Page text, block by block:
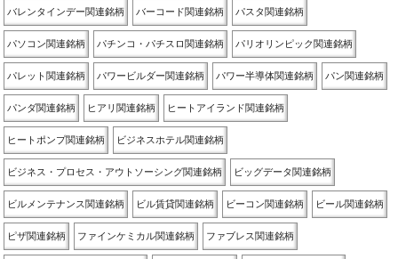
バレンタインデー関連銘柄 バーコード関連銘柄 パスタ関連銘柄
パソコン関連銘柄 パチンコ・パチスロ関連銘柄 パリオリンピック関連銘柄
パレット関連銘柄 パワービルダー関連銘柄 パワー半導体関連銘柄 パン関連銘柄
パンダ関連銘柄 ヒアリ関連銘柄 ヒートアイランド関連銘柄
ヒートポンプ関連銘柄 ビジネスホテル関連銘柄
ビジネス・プロセス・アウトソーシング関連銘柄 ビッグデータ関連銘柄
ビルメンテナンス関連銘柄 ビル賃貸関連銘柄 ビーコン関連銘柄 ビール関連銘柄
ピザ関連銘柄 ファインケミカル関連銘柄 ファブレス関連銘柄